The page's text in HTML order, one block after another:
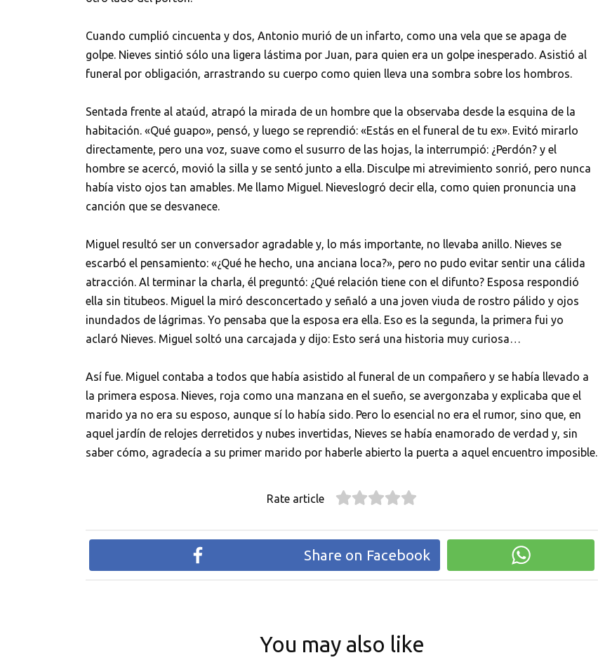
Cuando cumplió cincuenta y dos, Antonio murió de un infarto, como una vela que se apaga de
golpe. Nieves sintió sólo una ligera lástima por Juan, para quien era un golpe inesperado. Asistió al
funeral por obligación, arrastrando su cuerpo como quien lleva una sombra sobre los hombros.
Sentada frente al ataúd, atrapó la mirada de un hombre que la observaba desde la esquina de la
habitación. «Qué guapo», pensó, y luego se reprendió: «Estás en el funeral de tu ex». Evitó mirarlo
directamente, pero una voz, suave como el susurro de las hojas, la interrumpió: ¿Perdón? y el
hombre se acercó, movió la silla y se sentó junto a ella. Disculpe mi atrevimiento sonrió, pero nunca
había visto ojos tan amables. Me llamo Miguel. Nieveslogró decir ella, como quien pronuncia una
canción que se desvanece.
Miguel resultó ser un conversador agradable y, lo más importante, no llevaba anillo. Nieves se
escarbó el pensamiento: «¿Qué he hecho, una anciana loca?», pero no pudo evitar sentir una cálida
atracción. Al terminar la charla, él preguntó: ¿Qué relación tiene con el difunto? Esposa respondió
ella sin titubeos. Miguel la miró desconcertado y señaló a una joven viuda de rostro pálido y ojos
inundados de lágrimas. Yo pensaba que la esposa era ella. Eso es la segunda, la primera fui yo
aclaró Nieves. Miguel soltó una carcajada y dijo: Esto será una historia muy curiosa…
Así fue. Miguel contaba a todos que había asistido al funeral de un compañero y se había llevado a
la primera esposa. Nieves, roja como una manzana en el sueño, se avergonzaba y explicaba que el
marido ya no era su esposo, aunque sí lo había sido. Pero lo esencial no era el rumor, sino que, en
aquel jardín de relojes derretidos y nubes invertidas, Nieves se había enamorado de verdad y, sin
saber cómo, agradecía a su primer marido por haberle abierto la puerta a aquel encuentro imposible.
Rate article
Share on Facebook
You may also like